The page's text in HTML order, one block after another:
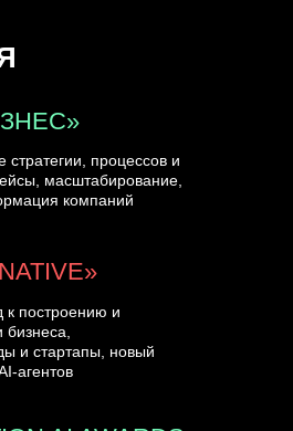
стратегии, процессов и
масштабирование,
компаний
к построению и
и стартапы, новый
агентов